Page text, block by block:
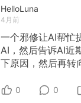
HelloLuna
4月前
一个邪修让AI帮忙
AI，然后告诉AI近
下原因，然后再转
0 0